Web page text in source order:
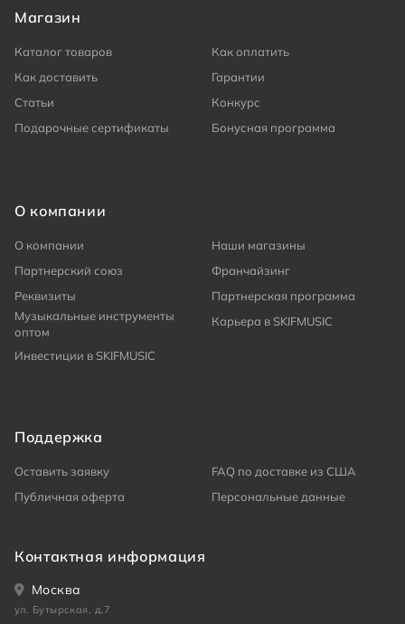
Магазин
Каталог товаров
Как оплатить
Как доставить
Гарантии
Статьи
Конкурс
Подарочные сертификаты
Бонусная программа
О компании
О компании
Наши магазины
Партнерский союз
Франчайзинг
Реквизиты
Партнерская программа
Музыкальные инструменты
оптом
Карьера в SKIFMUSIC
Инвестиции в SKIFMUSIC
Поддержка
Оставить заявку
FAQ по доставке из США
Публичная оферта
Персональные данные
Контактная информация
Москва
ул. Бутырская, д.7